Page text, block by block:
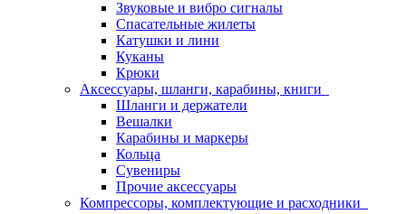
Звуковые и вибро сигналы
Спасательные жилеты
Катушки и лини
Куканы
Крюки
Аксессуары, шланги, карабины, книги
Шланги и держатели
Вешалки
Карабины и маркеры
Кольца
Сувениры
Прочие аксессуары
Компрессоры, комплектующие и расходники